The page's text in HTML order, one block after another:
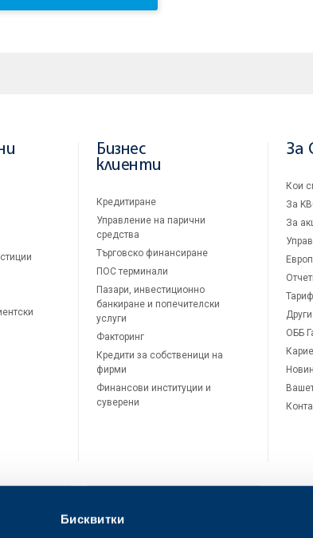
Бисквитки
Бизнес
клиенти
Кредитиране
Управление на парични
средства
Търговско финансиране
ПОС терминали
Пазари, инвестиционно
банкиране и попечителски
услуги
Факторинг
Кредити за собственици на
фирми
Финансови институции и
суверени
За
Кои
За
За
ОББ